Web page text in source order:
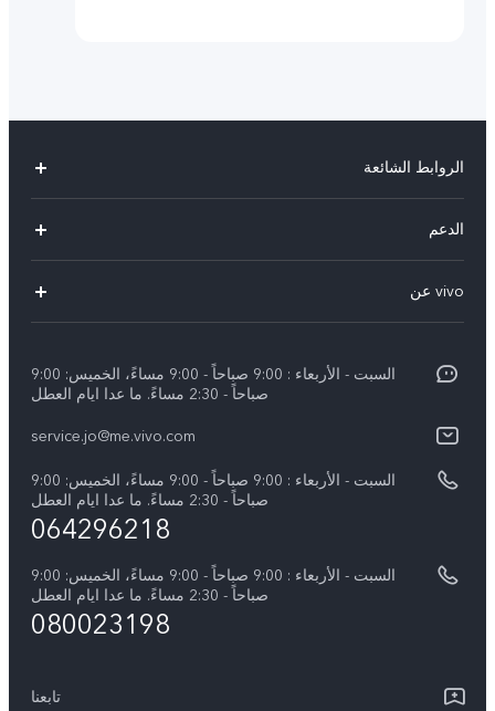
الروابط الشائعة
Y19s(New)
Y28(New)
كل الموديلات
الدعم
مركز الخدمة
Funtouch OS
بيان الخصوصية بشأن خدمة العملاء
vivo عن
اضغط
الإشعارات القانونية
نبذة عنا
الاستدامة
السبت - الأربعاء : 9:00 صباحاً - 9:00 مساءً، الخميس: 9:00
صباحاً - 2:30 مساءً. ما عدا ايام العطل
service.jo@me.vivo.com
السبت - الأربعاء : 9:00 صباحاً - 9:00 مساءً، الخميس: 9:00
صباحاً - 2:30 مساءً. ما عدا ايام العطل
064296218
السبت - الأربعاء : 9:00 صباحاً - 9:00 مساءً، الخميس: 9:00
صباحاً - 2:30 مساءً. ما عدا ايام العطل
080023198
تابعنا